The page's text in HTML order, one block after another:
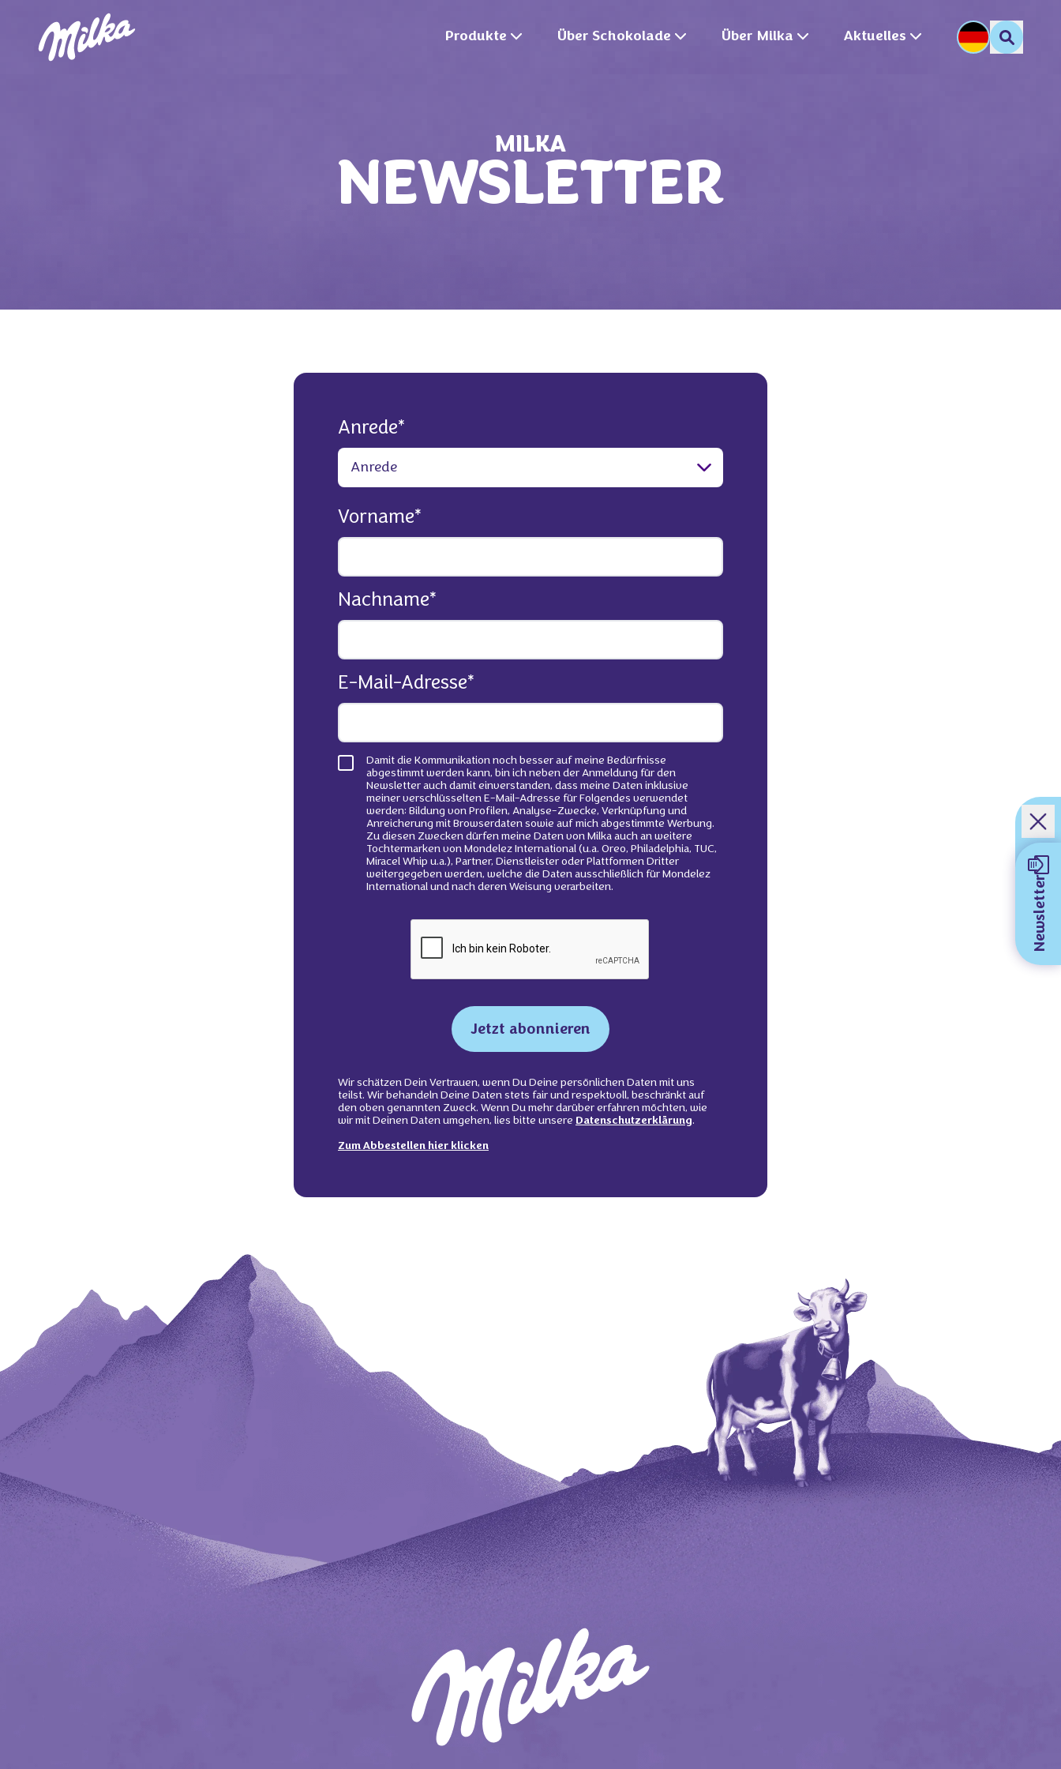
Produkte Über Schokolade Über Milka Aktuelles
Newsletter
MILKA
NEWSLETTER
Anrede*
Vorname*
Nachname*
E-Mail-Adresse*
Damit die Kommunikation noch besser auf meine Bedürfnisse
abgestimmt werden kann, bin ich neben der Anmeldung für den
Newsletter auch damit einverstanden, dass meine Daten inklusive
meiner verschlüsselten E-Mail-Adresse für Folgendes verwendet
werden: Bildung von Profilen, Analyse-Zwecke, Verknüpfung und
Anreicherung mit Browserdaten sowie auf mich abgestimmte Werbung.
Zu diesen Zwecken dürfen meine Daten von Milka auch an weitere
Tochtermarken von Mondelez International (u.a. Oreo, Philadelphia, TUC,
Miracel Whip u.a.), Partner, Dienstleister oder Plattformen Dritter
weitergegeben werden, welche die Daten ausschließlich für Mondelez
International und nach deren Weisung verarbeiten.
Jetzt abonnieren
Wir schätzen Dein Vertrauen, wenn Du Deine persönlichen Daten mit uns
teilst. Wir behandeln Deine Daten stets fair und respektvoll, beschränkt auf
den oben genannten Zweck. Wenn Du mehr darüber erfahren möchten, wie
wir mit Deinen Daten umgehen, lies bitte unsere Datenschutzerklärung.
Zum Abbestellen hier klicken